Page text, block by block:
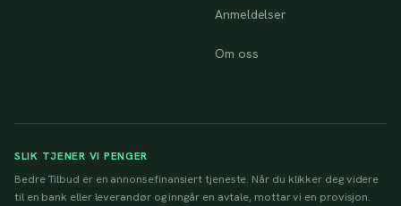
Anmeldelser
Om oss
SLIK TJENER VI PENGER
Bedre Tilbud er en annonsefinansiert tjeneste. Når du klikker deg videre
til en bank eller leverandør og inngår en avtale, mottar vi en provisjon.